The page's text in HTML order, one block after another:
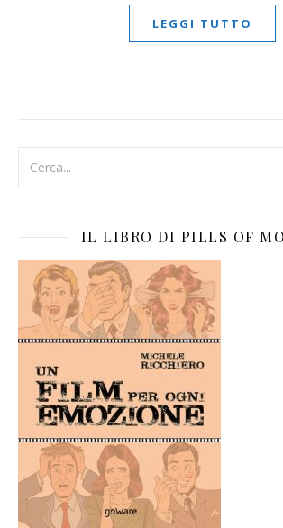
LEGGI TUTTO
IL LIBRO DI PILLS OF